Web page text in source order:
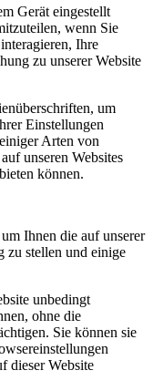
Gerät eingestellt
wenn Sie
Ihre
zu unserer Website
um
Einstellungen
Arten von
unseren Websites
können.
Ihnen die auf unserer
zu stellen und einige
unbedingt
ohne die
Sie können sie
dieser Website